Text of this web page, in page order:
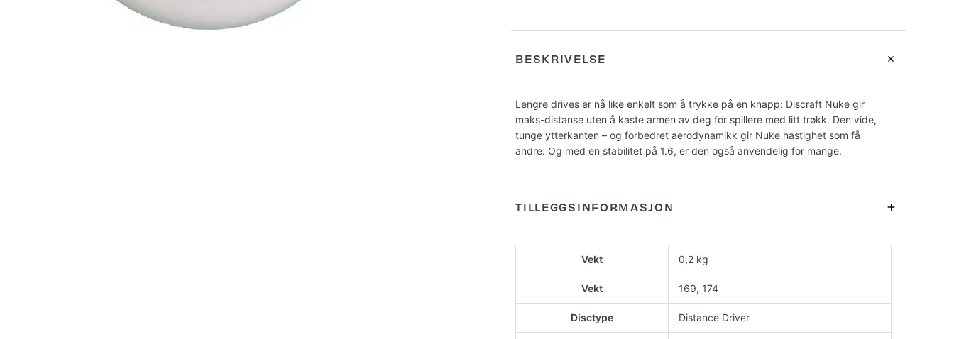
BESKRIVELSE
Lengre drives er nå like enkelt som å trykke på en knapp: Discraft Nuke gir
maks-distanse uten å kaste armen av deg for spillere med litt trøkk. Den vide,
tunge ytterkanten – og forbedret aerodynamikk gir Nuke hastighet som få
andre. Og med en stabilitet på 1.6, er den også anvendelig for mange.
TILLEGGSINFORMASJON
Vekt 0,2 kg
Vekt 169, 174
Disctype Distance Driver